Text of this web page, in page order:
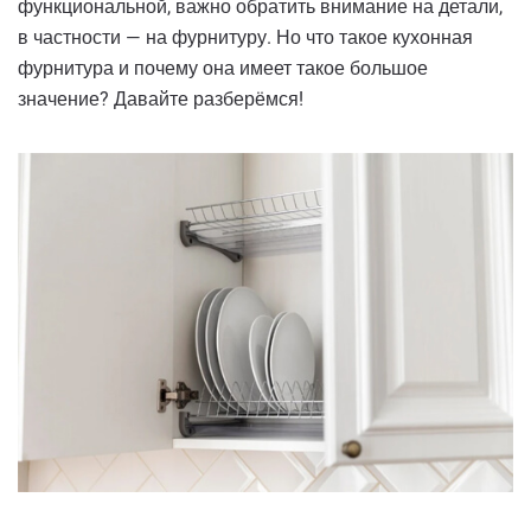
функциональной, важно обратить внимание на детали,
в частности — на фурнитуру. Но что такое кухонная
фурнитура и почему она имеет такое большое
значение? Давайте разберёмся!